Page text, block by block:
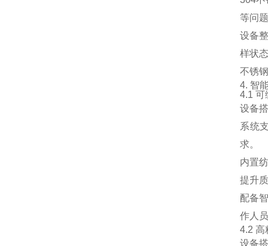
等问
设备
样状
不锈
4. 智
4.1 可
设备
系统
求。
内置
提升
配备
作人
4.2 高
设备